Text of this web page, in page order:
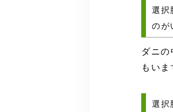
選択
のが
ダニ
もいま
選択